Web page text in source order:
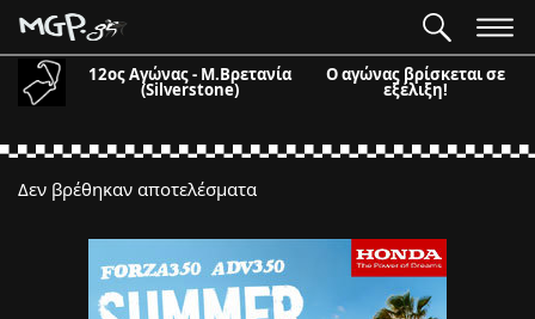
12ος Αγώνας - Μ.Βρετανία
(Silverstone)
Ο αγώνας βρίσκεται σε
εξέλιξη!
Δεν βρέθηκαν αποτελέσματα